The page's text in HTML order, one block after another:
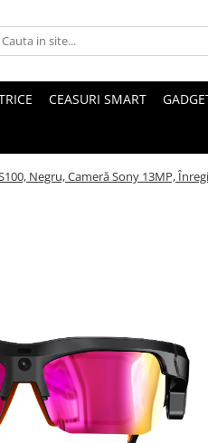
CEASURI SMART
Negru, Cameră Sony 13MP,